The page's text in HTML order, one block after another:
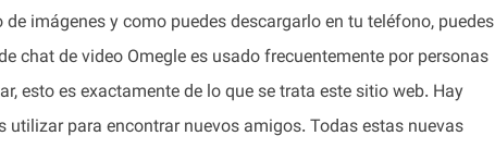
imágenes y como puedes descargarlo en tu teléfono, puedes
chat de video Omegle es usado frecuentemente por personas
esto es exactamente de lo que se trata este sitio web. Hay
para encontrar nuevos amigos. Todas estas nuevas